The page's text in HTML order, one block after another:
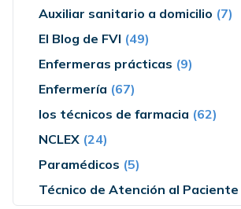
Auxiliar sanitario a domicilio (7)
El Blog de FVI (49)
Enfermeras prácticas (9)
Enfermería (67)
los técnicos de farmacia (62)
NCLEX (24)
Paramédicos (5)
Técnico de Atención al Paciente